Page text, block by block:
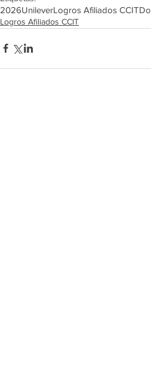
2026UnileverLogros Afiliados CCIT
Logros Afiliados CCIT